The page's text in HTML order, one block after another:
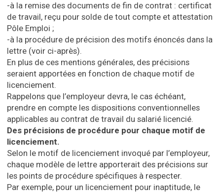
-à la remise des documents de fin de contrat : certificat
de travail, reçu pour solde de tout compte et attestation
Pôle Emploi ;
-à la procédure de précision des motifs énoncés dans la
lettre (voir ci-après).
En plus de ces mentions générales, des précisions
seraient apportées en fonction de chaque motif de
licenciement.
Rappelons que l’employeur devra, le cas échéant,
prendre en compte les dispositions conventionnelles
applicables au contrat de travail du salarié licencié.
Des précisions de procédure pour chaque motif de
licenciement.
Selon le motif de licenciement invoqué par l’employeur,
chaque modèle de lettre apporterait des précisions sur
les points de procédure spécifiques à respecter.
Par exemple, pour un licenciement pour inaptitude, le